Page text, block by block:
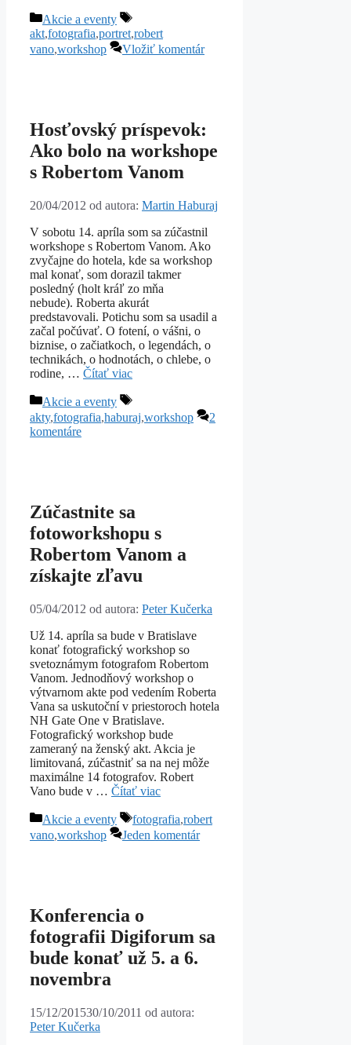
Kategórie
Akcie a eventy
Značky
akt,fotografia,portret,robert
vano,workshop Vložiť komentár
Hosťovský príspevok:
Ako bolo na workshope
s Robertom Vanom
20/04/2012 od autora: Martin Haburaj
V sobotu 14. apríla som sa zúčastnil
workshope s Robertom Vanom. Ako
zvyčajne do hotela, kde sa workshop
mal konať, som dorazil takmer
posledný (holt kráľ zo mňa
nebude). Roberta akurát
predstavovali. Potichu som sa usadil a
začal počúvať. O fotení, o vášni, o
biznise, o začiatkoch, o legendách, o
technikách, o hodnotách, o chlebe, o
rodine, … Čítať viac
Kategórie
Akcie a eventy
Značky
akty,fotografia,haburaj,workshop
2
komentáre
Zúčastnite sa
fotoworkshopu s
Robertom Vanom a
získajte zľavu
05/04/2012 od autora: Peter Kučerka
Už 14. apríla sa bude v Bratislave
konať fotografický workshop so
svetoznámym fotografom Robertom
Vanom. Jednodňový workshop o
výtvarnom akte pod vedením Roberta
Vana sa uskutoční v priestoroch hotela
NH Gate One v Bratislave.
Fotografický workshop bude
zameraný na ženský akt. Akcia je
limitovaná, zúčastniť sa na nej môže
maximálne 14 fotografov. Robert
Vano bude v … Čítať viac
Kategórie
Akcie a eventy Značky
fotografia,robert
vano,workshop Jeden komentár
Konferencia o
fotografii Digiforum sa
bude konať už 5. a 6.
novembra
15/12/201530/10/2011 od autora:
Peter Kučerka